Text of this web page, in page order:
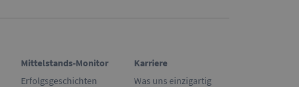
Mittelstands-Monitor
Erfolgsgeschichten
Karriere
Was uns einzigartig